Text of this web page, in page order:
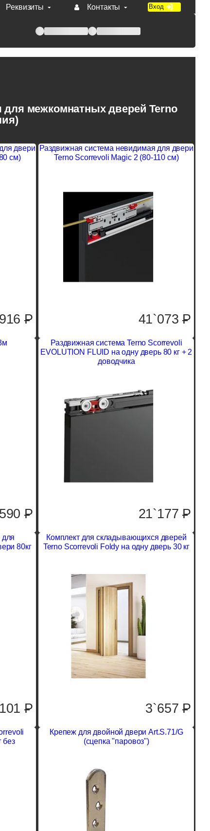
Реквизиты Контакты Вход
по счету.
межкомнатных дверей Terno
двери
см)
P
Раздвижная система невидимая для двери
Terno Scorrevoli Magic 2 (80-110 см)
41`073P
P
Раздвижная система Terno Scorrevoli
EVOLUTION FLUID на одну дверь 80 кг + 2
доводчика
21`177P
для
80кг
P
Комплект для складывающихся дверей
Terno Scorrevoli Foldy на одну дверь 30 кг
3`657P
без
Крепеж для двойной двери Art.S.71/G
(сцепка "паровоз")